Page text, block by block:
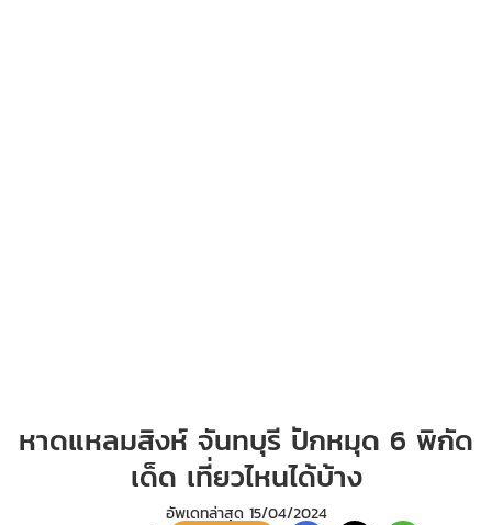
หาดแหลมสิงห์ จันทบุรี ปักหมุด 6 พิกัด
เด็ด เที่ยวไหนได้บ้าง
อัพเดทล่าสุด 15/04/2024